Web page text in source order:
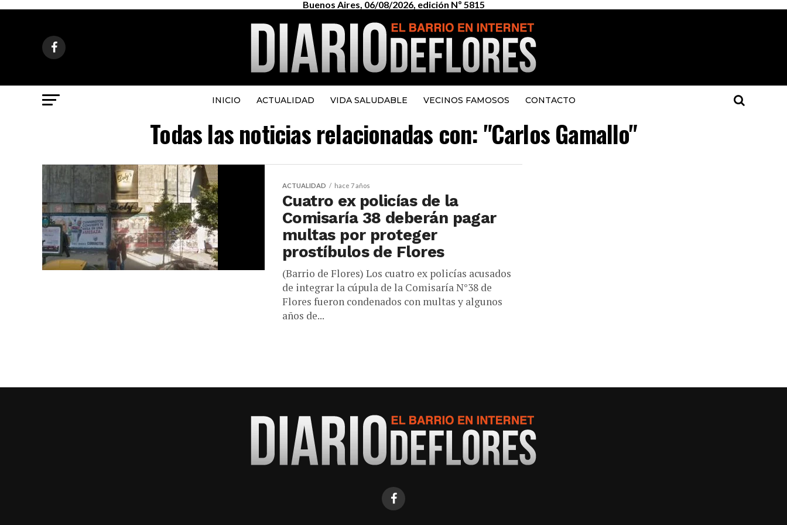
Buenos Aires, 06/08/2026, edición Nº 5815
INICIO ACTUALIDAD VIDA SALUDABLE VECINOS FAMOSOS CONTACTO
Todas las noticias relacionadas con: "Carlos Gamallo"
ACTUALIDAD hace 7 años
Cuatro ex policías de la
Comisaría 38 deberán pagar
multas por proteger
prostíbulos de Flores
(Barrio de Flores) Los cuatro ex policías acusados
de integrar la cúpula de la Comisaría N°38 de
Flores fueron condenados con multas y algunos
años de...